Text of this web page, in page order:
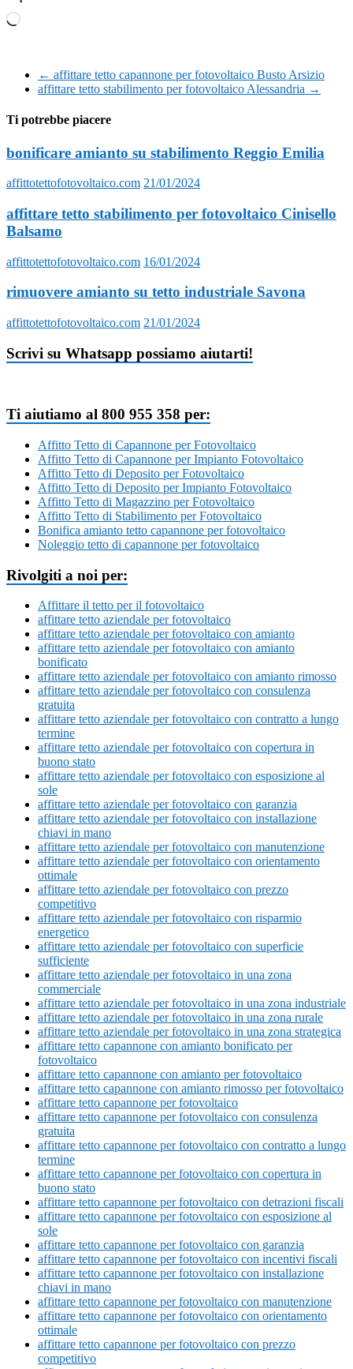
Caricamento
← affittare tetto capannone per fotovoltaico Busto Arsizio
affittare tetto stabilimento per fotovoltaico Alessandria →
Ti potrebbe piacere
bonificare amianto su stabilimento Reggio Emilia
affittotettofotovoltaico.com 21/01/2024
affittare tetto stabilimento per fotovoltaico Cinisello
Balsamo
affittotettofotovoltaico.com 16/01/2024
rimuovere amianto su tetto industriale Savona
affittotettofotovoltaico.com 21/01/2024
Scrivi su Whatsapp possiamo aiutarti!
Ti aiutiamo al 800 955 358 per:
Affitto Tetto di Capannone per Fotovoltaico
Affitto Tetto di Capannone per Impianto Fotovoltaico
Affitto Tetto di Deposito per Fotovoltaico
Affitto Tetto di Deposito per Impianto Fotovoltaico
Affitto Tetto di Magazzino per Fotovoltaico
Affitto Tetto di Stabilimento per Fotovoltaico
Bonifica amianto tetto capannone per fotovoltaico
Noleggio tetto di capannone per fotovoltaico
Rivolgiti a noi per:
Affittare il tetto per il fotovoltaico
affittare tetto aziendale per fotovoltaico
affittare tetto aziendale per fotovoltaico con amianto
affittare tetto aziendale per fotovoltaico con amianto
bonificato
affittare tetto aziendale per fotovoltaico con amianto rimosso
affittare tetto aziendale per fotovoltaico con consulenza
gratuita
affittare tetto aziendale per fotovoltaico con contratto a lungo
termine
affittare tetto aziendale per fotovoltaico con copertura in
buono stato
affittare tetto aziendale per fotovoltaico con esposizione al
sole
affittare tetto aziendale per fotovoltaico con garanzia
affittare tetto aziendale per fotovoltaico con installazione
chiavi in mano
affittare tetto aziendale per fotovoltaico con manutenzione
affittare tetto aziendale per fotovoltaico con orientamento
ottimale
affittare tetto aziendale per fotovoltaico con prezzo
competitivo
affittare tetto aziendale per fotovoltaico con risparmio
energetico
affittare tetto aziendale per fotovoltaico con superficie
sufficiente
affittare tetto aziendale per fotovoltaico in una zona
commerciale
affittare tetto aziendale per fotovoltaico in una zona industriale
affittare tetto aziendale per fotovoltaico in una zona rurale
affittare tetto aziendale per fotovoltaico in una zona strategica
affittare tetto capannone con amianto bonificato per
fotovoltaico
affittare tetto capannone con amianto per fotovoltaico
affittare tetto capannone con amianto rimosso per fotovoltaico
affittare tetto capannone per fotovoltaico
affittare tetto capannone per fotovoltaico con consulenza
gratuita
affittare tetto capannone per fotovoltaico con contratto a lungo
termine
affittare tetto capannone per fotovoltaico con copertura in
buono stato
affittare tetto capannone per fotovoltaico con detrazioni fiscali
affittare tetto capannone per fotovoltaico con esposizione al
sole
affittare tetto capannone per fotovoltaico con garanzia
affittare tetto capannone per fotovoltaico con incentivi fiscali
affittare tetto capannone per fotovoltaico con installazione
chiavi in mano
affittare tetto capannone per fotovoltaico con manutenzione
affittare tetto capannone per fotovoltaico con orientamento
ottimale
affittare tetto capannone per fotovoltaico con prezzo
competitivo